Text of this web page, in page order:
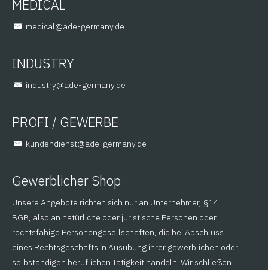
MEDICAL
ed.ynamreg-eda
@lacidem
INDUSTRY
ed.ynamreg-eda
@yrtsudni
PROFI / GEWERBE
ed.ynamreg-eda
@tsneidnednuk
Gewerblicher Shop
Unsere Angebote richten sich nur an Unternehmer, §14
BGB, also an natürliche oder juristische Personen oder
rechtsfähige Personengesellschaften, die bei Abschluss
eines Rechtsgeschäfts in Ausübung ihrer gewerblichen oder
selbständigen beruflichen Tätigkeit handeln. Wir schließen